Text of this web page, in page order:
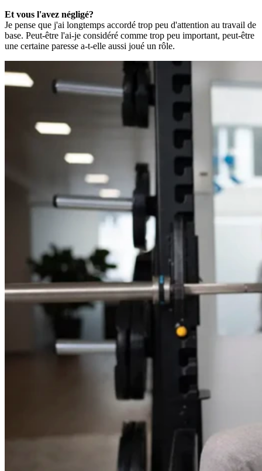
Et vous l'avez négligé?
Je pense que j'ai longtemps accordé trop peu d'attention au travail de
base. Peut-être l'ai-je considéré comme trop peu important, peut-être
une certaine paresse a-t-elle aussi joué un rôle.